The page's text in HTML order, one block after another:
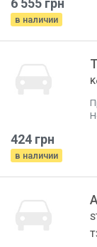
6 555 грн
в наличии
424 грн
в наличии